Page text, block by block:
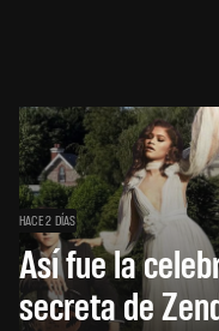
HACE 2 DÍAS
Así fue la
secreta de